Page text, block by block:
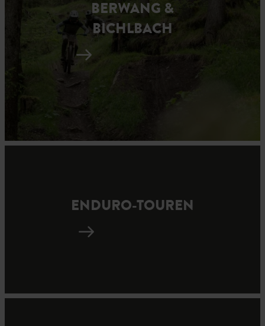
BERWANG &
BICHLBACH
ENDURO-TOUREN